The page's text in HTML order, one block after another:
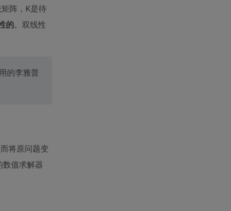
阵，K是待
的。双线性
的李雅普
而将原问题变
数值求解器